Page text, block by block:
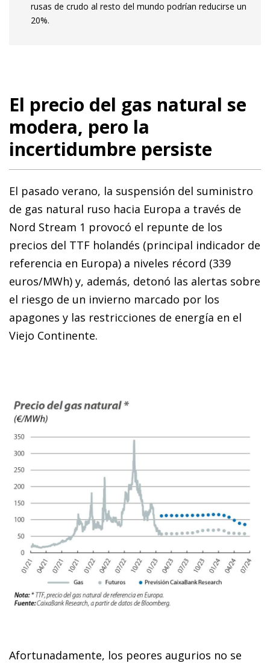
rusas de crudo al resto del mundo podrían reducirse un
20%.
El precio del gas natural se
modera, pero la
incertidumbre persiste
El pasado verano, la suspensión del suministro
de gas natural ruso hacia Europa a través de
Nord Stream 1 provocó el repunte de los
precios del TTF holandés (principal indicador de
referencia en Europa) a niveles récord (339
euros/MWh) y, además, detonó las alertas sobre
el riesgo de un invierno marcado por los
apagones y las restricciones de energía en el
Viejo Continente.
Afortunadamente, los peores augurios no se